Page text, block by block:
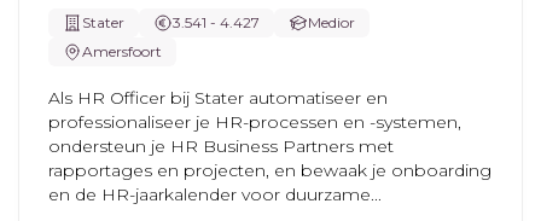
Stater 3.541 - 4.427
Medior
Amersfoort
Als HR Officer bij Stater automatiseer en
professionaliseer je HR-processen en -systemen,
ondersteun je HR Business Partners met
rapportages en projecten, en bewaak je onboarding
en de HR-jaarkalender voor duurzame...